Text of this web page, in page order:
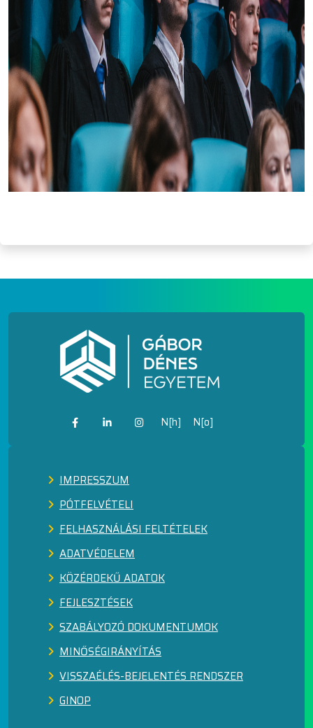
N[h] N[o]
IMPRESSZUM
PÓTFELVÉTELI
FELHASZNÁLÁSI FELTÉTELEK
ADATVÉDELEM
KÖZÉRDEKŰ ADATOK
FEJLESZTÉSEK
SZABÁLYOZÓ DOKUMENTUMOK
MINŐSÉGIRÁNYÍTÁS
VISSZAÉLÉS-BEJELENTÉS RENDSZER
GINOP